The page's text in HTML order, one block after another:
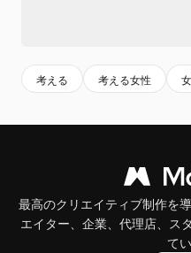
考える 考える女性
最高のクリエイティブ制作を
エイター、企業、代理店、ス
て